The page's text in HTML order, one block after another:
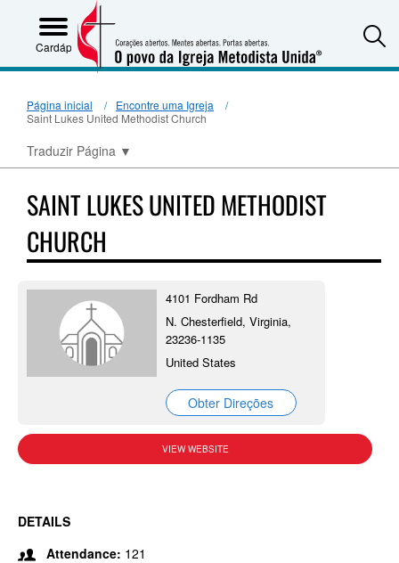
Cardápio
Página inicial
Encontre uma Igreja
Saint Lukes United Methodist Church
Traduzir Página ▼
SAINT LUKES UNITED METHODIST
CHURCH
4101 Fordham Rd
N. Chesterfield, Virginia,
23236-1135
United States
Obter Direções
VIEW WEBSITE
DETAILS
Attendance: 121